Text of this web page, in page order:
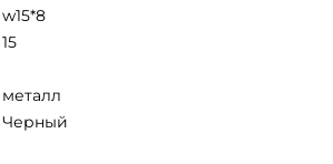
w15*8
15
металл
Черный